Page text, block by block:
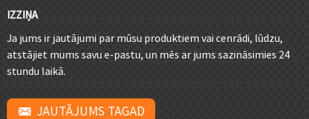
IZZIŅA
Ja jums ir jautājumi par mūsu produktiem vai cenrādi, lūdzu,
atstājiet mums savu e-pastu, un mēs ar jums sazināsimies 24
stundu laikā.
JAUTĀJUMS TAGAD